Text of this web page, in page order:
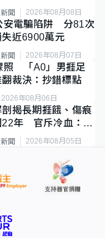
聞 2026年08月08日
安電騙陷阱 分81次
近6900萬元
聞 2026年08月07日
照 「A0」男捱足
裁決：抄錯標點
2026年08月06日
揭長期捱餓、傷痕
年 官斥冷血：同
聞 2026年08月05日